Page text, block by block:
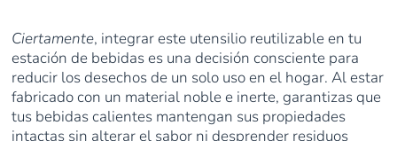
Ciertamente, integrar este utensilio reutilizable en tu
estación de bebidas es una decisión consciente para
reducir los desechos de un solo uso en el hogar. Al estar
fabricado con un material noble e inerte, garantizas que
tus bebidas calientes mantengan sus propiedades
intactas sin alterar el sabor ni desprender residuos